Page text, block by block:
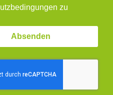
zu
Absenden